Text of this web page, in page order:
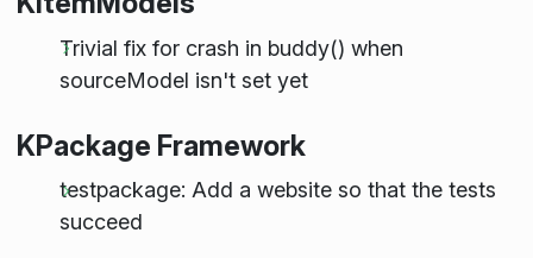
Trivial fix for crash in buddy() when
sourceModel isn't set yet
KPackage Framework
testpackage: Add a website so that the tests
succeed